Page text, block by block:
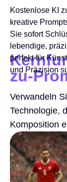
Kostenlose KI
kreative
Sie sofort
lebendige,
perfekt für
und Präzision
zu-
Verwandeln
Technologie,
Komposition